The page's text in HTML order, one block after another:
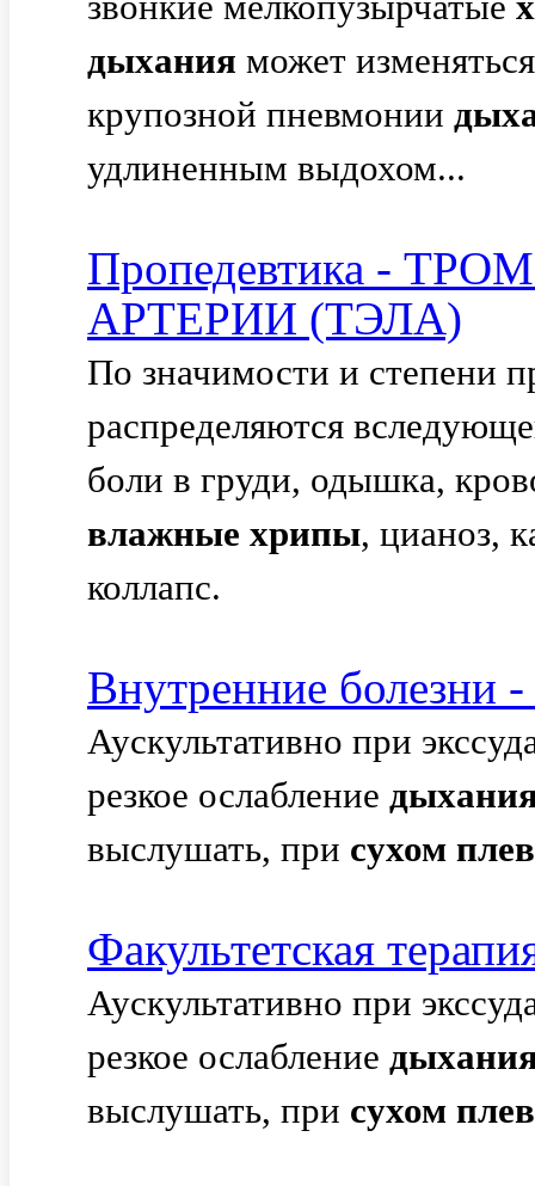
дыхания может
крупозной пневмонии
удлиненным выдохом...
Пропедевтика -
АРТЕРИИ (ТЭЛА)
По значимости и степени
распределяются
боли в груди, одышка,
влажные хрипы, цианоз,
коллапс.
Внутренние болезни -
Аускультативно при
резкое ослабление
выслушать, при сухом
Факультетская
Аускультативно при
резкое ослабление
выслушать, при сухом